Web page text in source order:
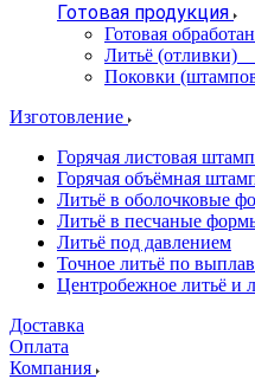
Готовая продукция
Готовая
Литьё (отливки)
Поковки
Изготовление
Горячая листовая
Горячая объёмная
Литьё в оболочковые
Литьё в песчаные
Литьё под давлением
Точное литьё по
Центробежное литьё и
Доставка
Оплата
Компания